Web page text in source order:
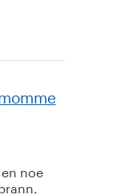
noe